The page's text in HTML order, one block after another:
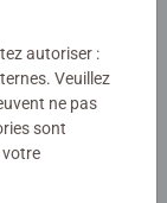
autoriser :
Veuillez
ne pas
sont
votre